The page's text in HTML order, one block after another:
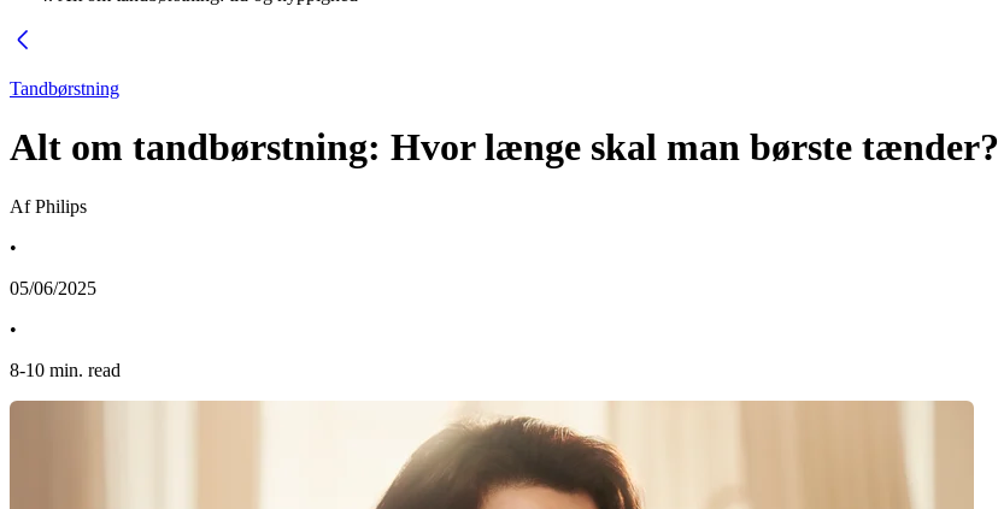
Tandbørstning
Alt om tandbørstning: Hvor længe skal man børste tænder?
Af Philips
•
05/06/2025
•
8-10 min. read